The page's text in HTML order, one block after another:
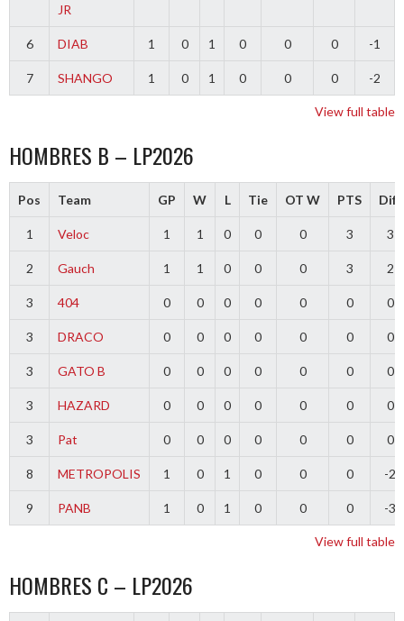
JR
6 DIAB 1 0 1 0 0 0 -1
7 SHANGO 1 0 1 0 0 0 -2
View full table
HOMBRES B – LP2026
Pos Team GP W L Tie OT W PTS Diff
1 Veloc 1 1 0 0 0 3 3
2 Gauch 1 1 0 0 0 3 2
3 404 0 0 0 0 0 0 0
3 DRACO 0 0 0 0 0 0 0
3 GATO B 0 0 0 0 0 0 0
3 HAZARD 0 0 0 0 0 0 0
3 Pat 0 0 0 0 0 0 0
8 METROPOLIS 1 0 1 0 0 0 -2
9 PANB 1 0 1 0 0 0 -3
View full table
HOMBRES C – LP2026